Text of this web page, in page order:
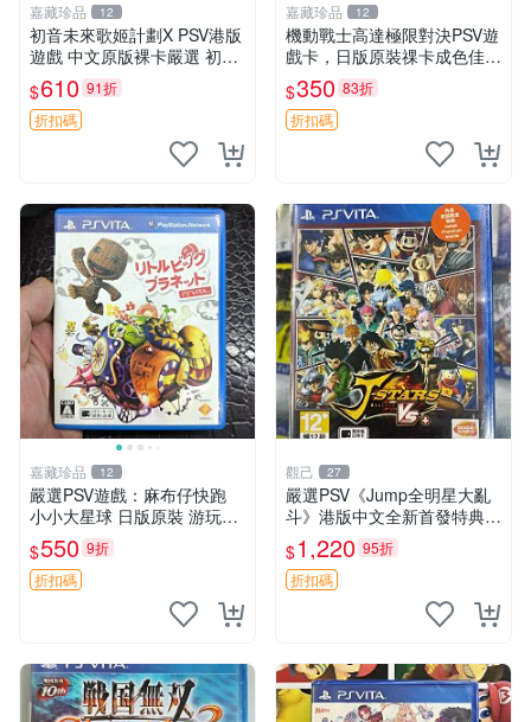
嘉藏珍品 12
初音未來歌姬計劃X PSV港版
遊戲 中文原版裸卡嚴選 初音
未來 畫集 游戲 限量版
$610 91折
折扣碼
嘉藏珍品 12
機動戰士高達極限對決PSV遊
戲卡，日版原裝祼卡成色佳
機動戰士高達極限對決 PSV
日版 裸卡 成品
$350 83折
折扣碼
嘉藏珍品 12
嚴選PSV遊戲：麻布仔快跑
小小大星球 日版原裝 游玩成
色佳 小小大星球 psv 麻布仔
快跑 測試無誤
$550 9折
折扣碼
觀己 27
嚴選PSV《Jump全明星大亂
斗》港版中文全新首發特典遊
戲機 Jump全明星大亂斗 PSV
港版 中文
$1,220 95折
折扣碼